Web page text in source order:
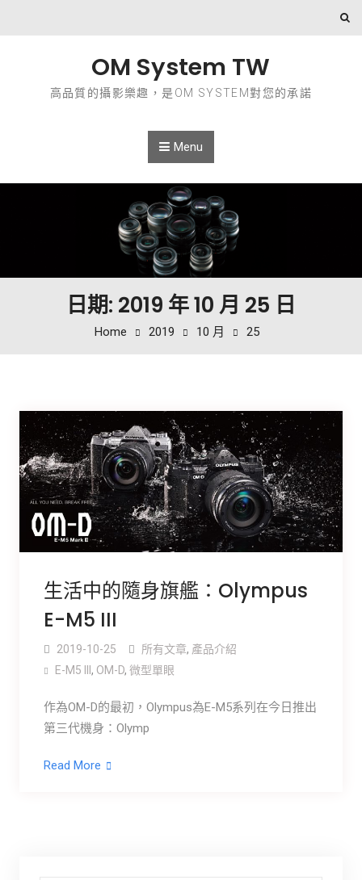
OM System TW
高品質的攝影樂趣，是OM SYSTEM對您的承諾
Menu
日期: 2019 年 10 月 25 日
Home 2019 10 月 25
生活中的隨身旗艦：Olympus
E-M5 III
2019-10-25 所有文章, 產品介紹
E-M5 III , OM-D, 微型單眼
作為OM-D的最初，Olympus為E-M5系列在今日推出
第三代機身：Olymp
Read More